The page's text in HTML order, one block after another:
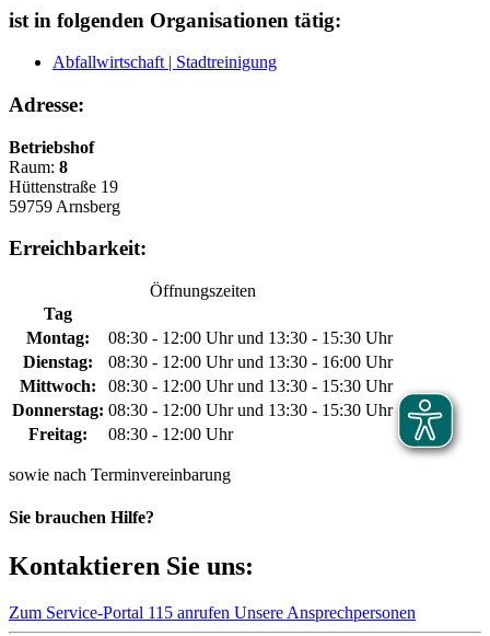
ist in folgenden Organisationen tätig:
Abfallwirtschaft | Stadtreinigung
Adresse:
Betriebshof
Raum: 8
Hüttenstraße 19
59759 Arnsberg
Erreichbarkeit:
Öffnungszeiten
Tag
Montag:
08:30 - 12:00 Uhr und 13:30 - 15:30 Uhr
Dienstag:
08:30 - 12:00 Uhr und 13:30 - 16:00 Uhr
Mittwoch:
08:30 - 12:00 Uhr und 13:30 - 15:30 Uhr
Donnerstag: 08:30 - 12:00 Uhr und 13:30 - 15:30 Uhr
Freitag:
08:30 - 12:00 Uhr
sowie nach Terminvereinbarung
Sie brauchen Hilfe?
Kontaktieren Sie uns:
Zum Service-Portal 115 anrufen Unsere Ansprechpersonen